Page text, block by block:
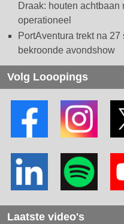
Draak: houten
operationeel
PortAventura trekt na
bekroonde avondshow
Volg Looopings
Laatste video's